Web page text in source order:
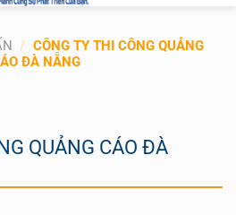
/ CÔNG TY THI CÔNG QUẢNG
ĐÀ NẴNG
QUẢNG CÁO ĐÀ